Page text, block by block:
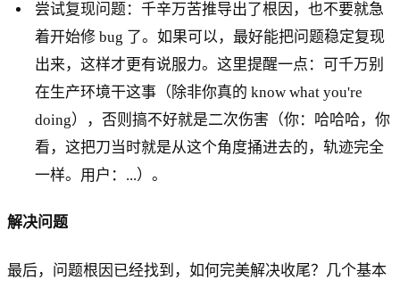
尝试复现问题：千辛万苦推导出了根因，也不要就急
着开始修 bug 了。如果可以，最好能把问题稳定复现
出来，这样才更有说服力。这里提醒一点：可千万别
在生产环境干这事（除非你真的 know what you're
doing），否则搞不好就是二次伤害（你：哈哈哈，你
看，这把刀当时就是从这个角度捅进去的，轨迹完全
一样。用户：...）。
解决问题
最后，问题根因已经找到，如何完美解决收尾？几个基本